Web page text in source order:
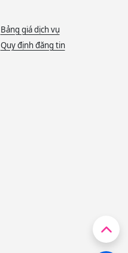
Bảng giá dịch vụ
Quy định đăng tin